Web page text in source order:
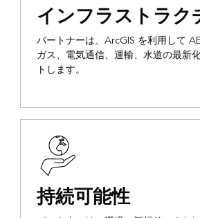
インフラストラク
パートナーは、ArcGIS を利用して
ガス、電気通信、運輸、水道の最新
トします。
持続可能性